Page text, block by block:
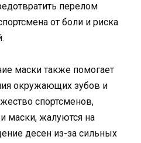
перелом
от боли и риска
маски также помогает
окружающих зубов и
спортсменов,
маски, жалуются на
десен из-за сильных